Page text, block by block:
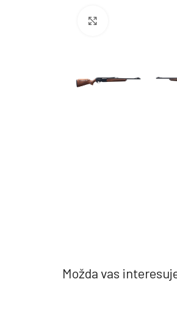
Možda vas